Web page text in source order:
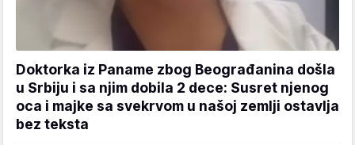
Doktorka iz Paname zbog Beograđanina došla
u Srbiju i sa njim dobila 2 dece: Susret njenog
oca i majke sa svekrvom u našoj zemlji ostavlja
bez teksta